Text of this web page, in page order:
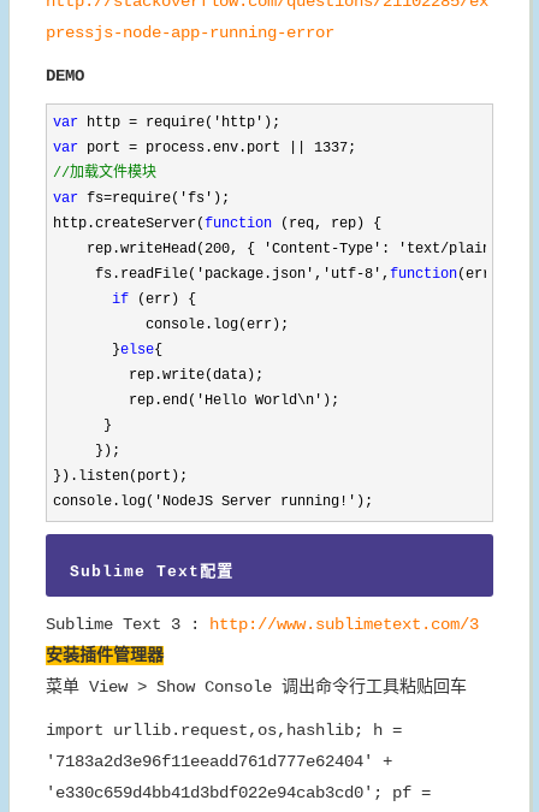
pressjs-node-app-running-error
DEMO
var http = require('http'
var port = process.env.port || 1337
//加载文件模块
var fs=require('fs' );
http.createServer(function (req, rep) {
    rep.writeHead(
200, { 'Content-Type': 'text/plain'
     fs.readFile(
'package.json','utf-8', function
if (err) {
           console.log(err);
       }
else{
         rep.write(data);
         rep.end(
'Hello World\n' );
      }
     });
}).listen(port);
console.log( 'NodeJS Server running!');
Sublime Text配置
Sublime Text 3 :
http://www.sublimetext.com/3
安装插件管理器
菜单 View > Show Console 调出命令行工具粘贴回车
import urllib.request,os,hashlib; h =
'7183a2d3e96f11eeadd761d777e62404' +
'e330c659d4bb41d3bdf022e94cab3cd0'; pf =